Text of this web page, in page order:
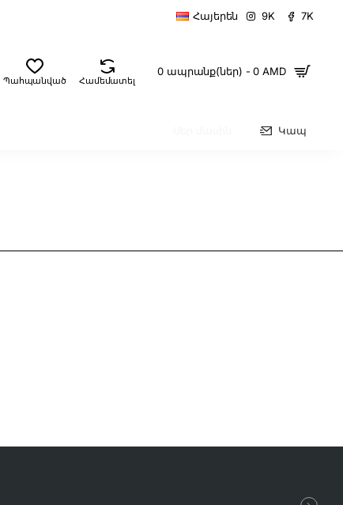
Հայերեն 9K 7K
Պահպանված Համեմատել
0 ապրանք(ներ) - 0 AMD
Կապ